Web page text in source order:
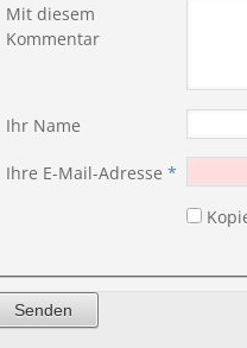
Mit diesem
Kommentar
Ihr Name
Ihre E-Mail-Adresse *